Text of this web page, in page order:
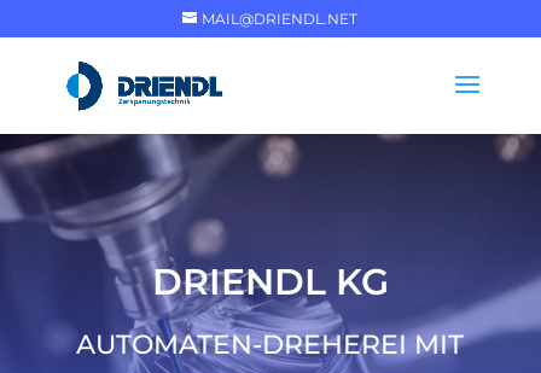
MAIL@DRIENDL.NET
DRIENDL KG
AUTOMATEN-DREHEREI MIT